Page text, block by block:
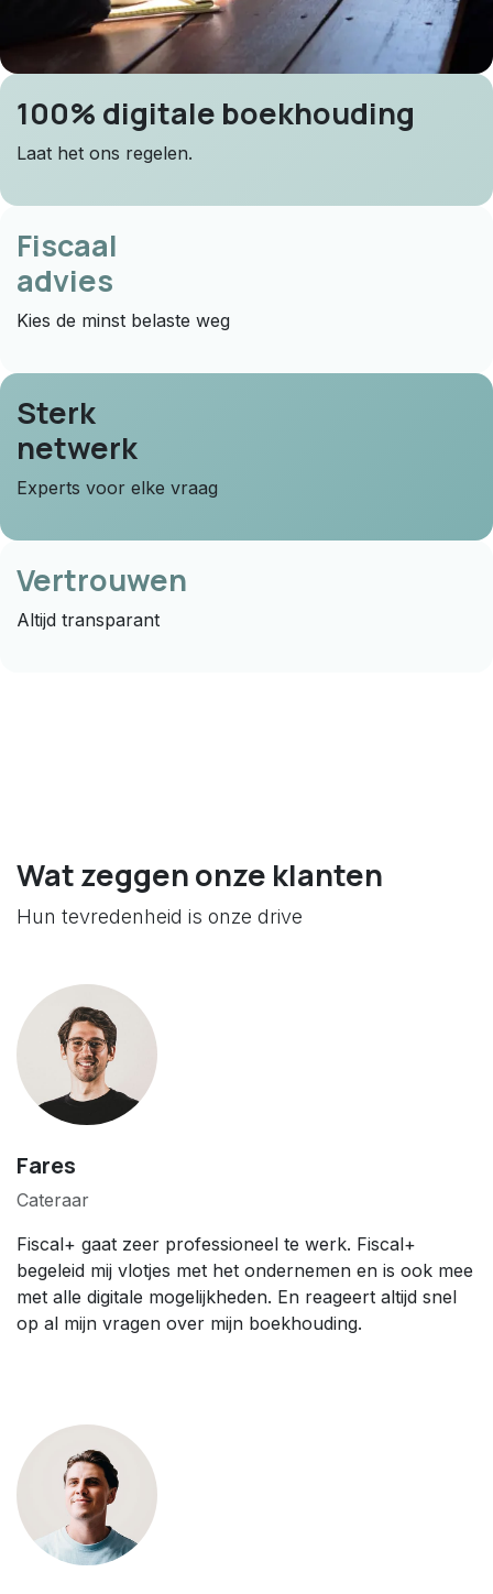
Fiscaal
advies
Kies de minst belaste weg
100% digitale boekhouding
Laat het ons regelen.
Sterk
netwerk
Experts voor elke vraag
Vertrouwen
Altijd transparant
Wat zeggen onze klanten
Hun tevredenheid is onze drive
Fares
Cateraar
Fiscal+ gaat zeer professioneel te werk. Fiscal+
begeleid mij vlotjes met het ondernemen en is ook mee
met alle digitale mogelijkheden. En reageert altijd snel
op al mijn vragen over mijn boekhouding.